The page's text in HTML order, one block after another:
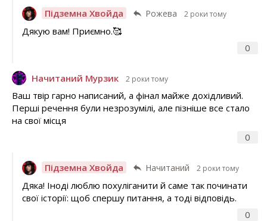
Підземна Хвойда Рожева 2 роки тому
0
Дякую вам! Приємно.🥰
Начитаний Мурзик 2 роки тому
0
Ваш твір гарно написаний, а фінал майже дохідливий.
Перші речення були незрозумілі, але пізніше все стало
на свої місця
Підземна Хвойда Начитаний 2 роки тому
0
Дяка! Іноді люблю похуліганити й саме так починати
свої історії: щоб спершу питання, а тоді відповідь.